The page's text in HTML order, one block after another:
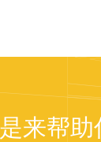
来帮助